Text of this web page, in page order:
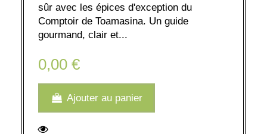
sûr avec les épices d'exception du
Comptoir de Toamasina. Un guide
gourmand, clair et...
0,00 €
Ajouter au panier